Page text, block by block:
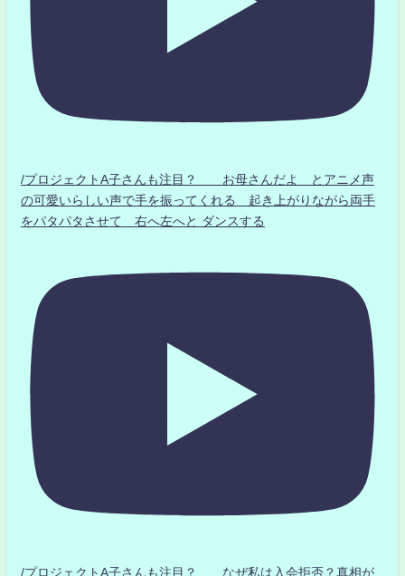
/プロジェクトA子さんも注目？ お母さんだよ とアニメ声
の可愛いらしい声で手を振ってくれる 起き上がりながら両手
をパタパタさせて 右へ左へと ダンスする
/プロジェクトA子さんも注目？ なぜ私は入会拒否？真相が